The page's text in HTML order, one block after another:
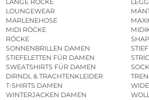
LANGE RÖCKE
LOUNGEWEAR
MARLENEHOSE
MIDI RÖCKE
RÖCKE
SONNENBRILLEN DAMEN
STIEFELETTEN FÜR DAMEN
SWEATSHIRTS FÜR DAMEN
DIRNDL & TRACHTENKLEIDER
T-SHIRTS DAMEN
WINTERJACKEN DAMEN